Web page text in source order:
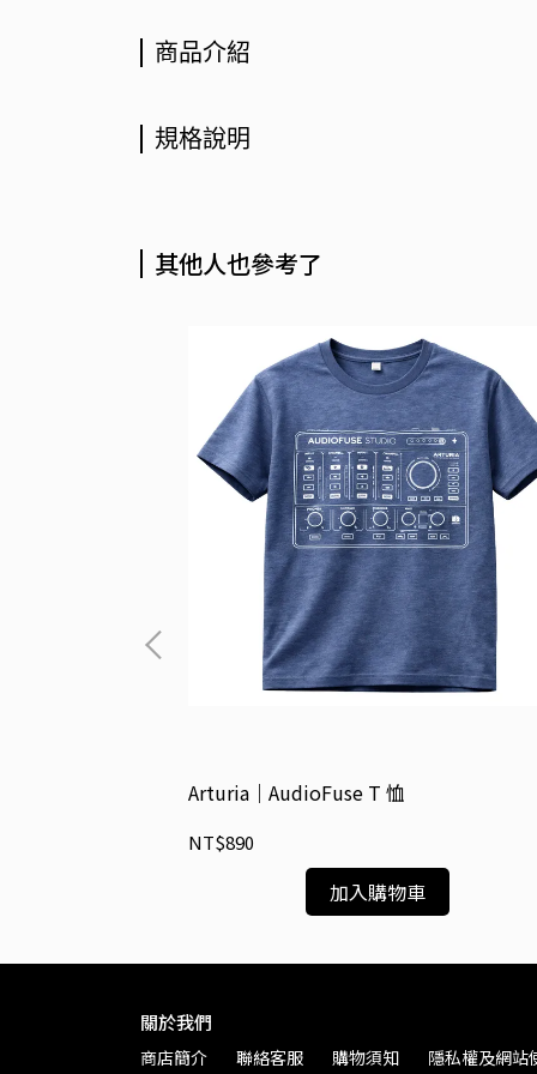
商品介紹
規格說明
其他人也參考了
Arturia｜AudioFuse T 恤
NT$890
加入購物車
關於我們
商店簡介 聯絡客服 購物須知 隱私權及網站